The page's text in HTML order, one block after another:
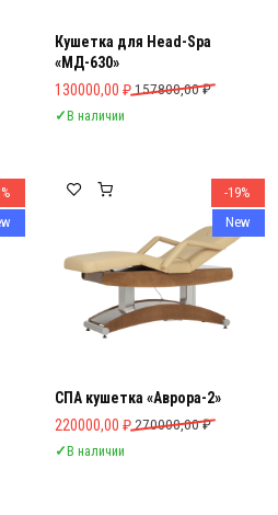
182000,00 ₽.
Кушетка для Head-Spa
«МД-630»
157800,00₽
Первоначальная цена
130000,00 ₽
Текущая цена: 130000,00 ₽.
✓В наличии
220000,00 ₽.
-19%
New
СПА кушетка «Аврора-2»
270000,00₽
Первоначальная цена
220000,00 ₽
Текущая цена: 220000,00 ₽.
✓В наличии